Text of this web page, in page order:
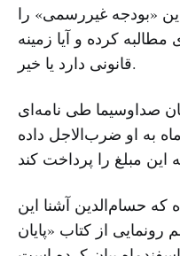
«بودجه غیررسمی» را
کرده و آیا زمینه
قانونی دارد یا خیر.
صداوسیما طی نامه‌ای
به او ضرب‌الاجل داده
که حسام‌الدین آشنا این
از کتاب «پایان